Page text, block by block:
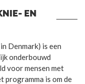
EN
Denmark) is een
onderbouwd
voor mensen met
programma is om de